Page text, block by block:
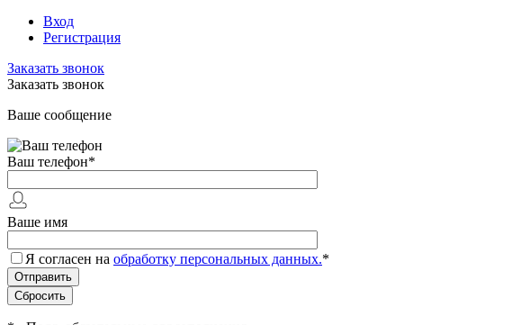
Вход
Регистрация
Заказать звонок
Заказать звонок
Ваше сообщение
Ваш телефон*
Ваше имя
Я согласен на обработку персональных данных.*